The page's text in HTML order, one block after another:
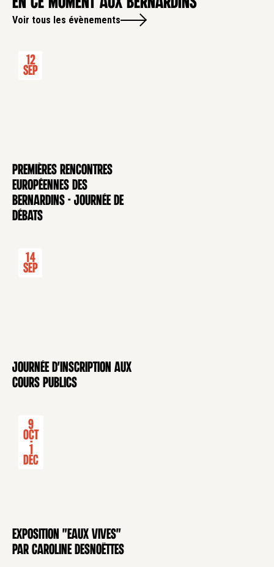
Voir tous les évènements
CONFÉRENCE
12
Sep
Premières rencontres
européennes des
Bernardins - Journée de
débats
CONFÉRENCE
14
Sep
Journée d'inscription aux
cours publics
EXPOSITION
9
Oct
-
1
Déc
Exposition "Eaux Vives"
par Caroline Desnoëttes